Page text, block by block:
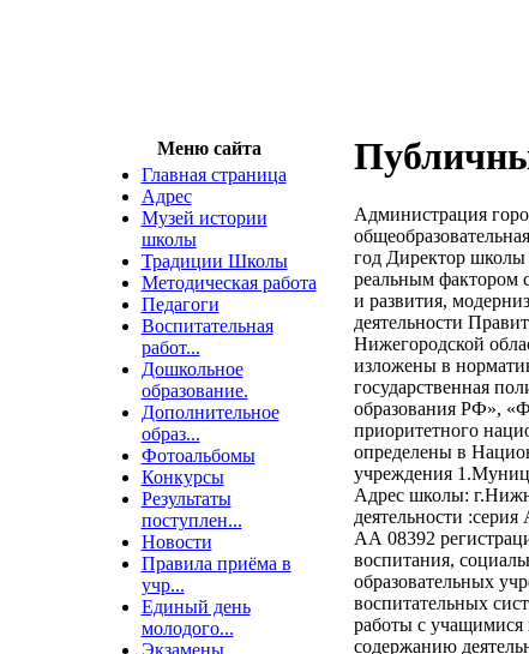
Меню сайта
Главная страница
Адрес
Музей истории
школы
Традиции Школы
Методическая работа
Педагоги
Воспитательная
работ...
Дошкольное
образование.
Дополнительное
образ...
Фотоальбомы
Конкурсы
Результаты
поступлен...
Новости
Правила приёма в
учр...
Единый день
молодого...
Экзамены
Администрация
год Директор школы
реальным фактором
и развития,
деятельности
Нижегородской
изложены в
государственная
образования РФ»,
приоритетного
определены в
учреждения
Адрес школы:
деятельности
АА 08392
воспитания,
образовательных
воспитательных
работы с учащимися
содержанию